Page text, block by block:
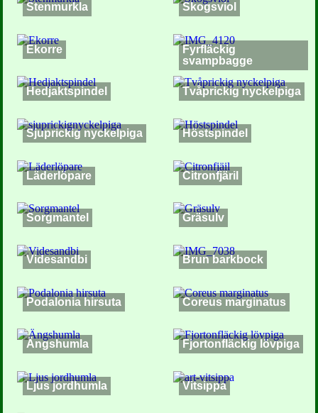
Stenmurkla Skogsviol
Ekorre
Fyrfläckig
svampbagge
Hedjaktspindel Tvåprickig nyckelpiga
Sjuprickig nyckelpiga Höstspindel
Läderlöpare Citronfjäril
Sorgmantel Gräsulv
Videsandbi Brun barkbock
Podalonia hirsuta Coreus marginatus
Ängshumla Fjortonfläckig lövpiga
Ljus jordhumla Vitsippa